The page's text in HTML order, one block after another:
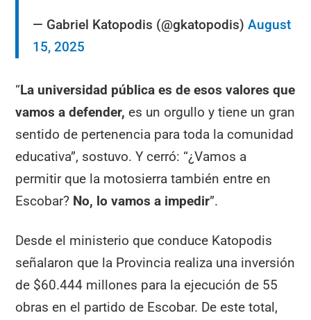
— Gabriel Katopodis (@gkatopodis)August
15, 2025
“La universidad pública es de esos valores que
vamos a defender,es un orgullo y tiene un gran
sentido de pertenencia para toda la comunidad
educativa”, sostuvo. Y cerró: “¿Vamos a
permitir que la motosierra también entre en
Escobar? No, lo vamos a impedir”.
Desde el ministerio que conduce Katopodis
señalaron que la Provincia realiza una inversión
de $60.444 millones para la ejecución de 55
obras en el partido de Escobar. De este total,